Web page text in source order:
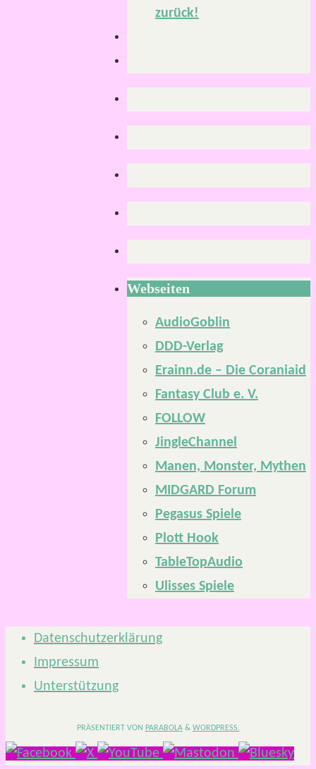
zurück!
Webseiten
AudioGoblin
DDD-Verlag
Erainn.de – Die Coraniaid
Fantasy Club e. V.
FOLLOW
JingleChannel
Manen, Monster, Mythen
MIDGARD Forum
Pegasus Spiele
Plott Hook
TableTopAudio
Ulisses Spiele
Datenschutzerklärung
Impressum
Unterstützung
PRÄSENTIERT VON PARABOLA& WORDPRESS.